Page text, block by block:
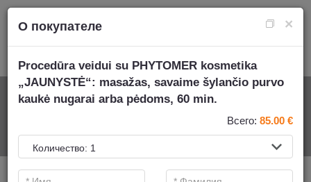
НА СПА-УСЛУГИ
.
×
О покупателе
Procedūra veidui su PHYTOMER kosmetika
„JAUNYSTĖ“: masažas, savaime šylančio purvo
kaukė nugarai arba pėdoms, 60 min.
Всего: 85.00 €